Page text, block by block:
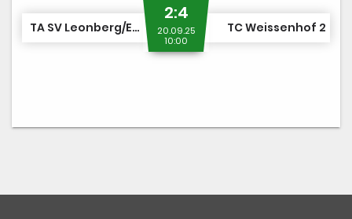
TA SV Leonberg/Eltingen 1
2:4
20.09.25
10:00
TC Weissenhof 2